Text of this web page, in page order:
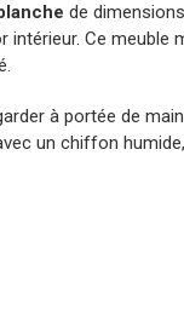
de
Ce meuble
à portée de
un chiffon